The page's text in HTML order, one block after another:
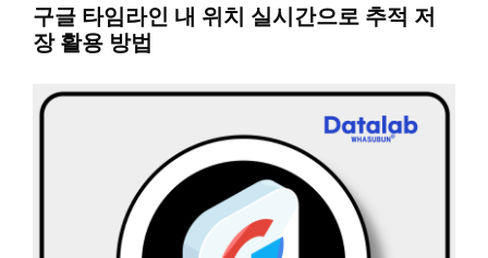
구글 타임라인 내 위치 실시간으로 추적 저
장 활용 방법